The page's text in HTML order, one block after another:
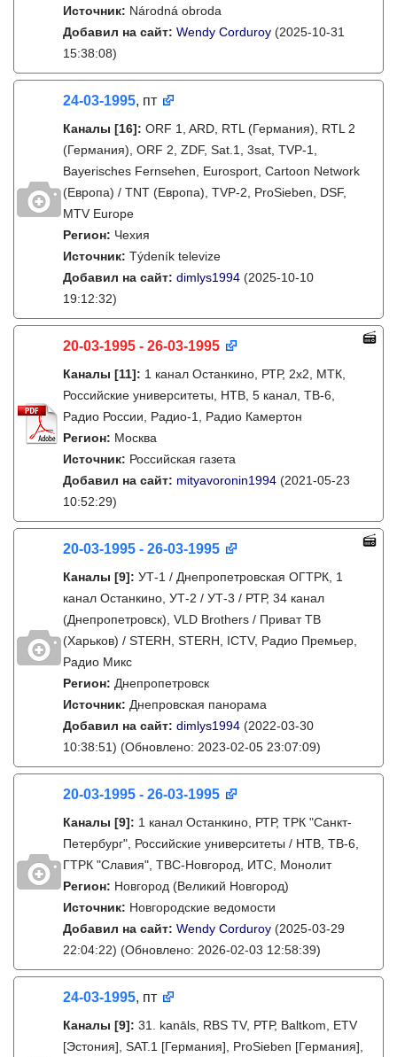
Источник: Národná obroda
Добавил на сайт: Wendy Corduroy (2025-10-31
15:38:08)
24-03-1995, пт
Каналы [16]: ORF 1, ARD, RTL (Германия), RTL 2
(Германия), ORF 2, ZDF, Sat.1, 3sat, TVP-1,
Bayerisches Fernsehen, Eurosport, Cartoon Network
(Европа) / TNT (Европа), TVP-2, ProSieben, DSF,
MTV Europe
Регион: Чехия
Источник: Týdeník televize
Добавил на сайт: dimlys1994 (2025-10-10
19:12:32)
20-03-1995 - 26-03-1995
Каналы [11]: 1 канал Останкино, РТР, 2х2, МТК,
Российские университеты, НТВ, 5 канал, ТВ-6,
Радио России, Радио-1, Радио Камертон
Регион: Москва
Источник: Российская газета
Добавил на сайт: mityavoronin1994 (2021-05-23
10:52:29)
20-03-1995 - 26-03-1995
Каналы [9]: УТ-1 / Днепропетровская ОГТРК, 1
канал Останкино, УТ-2 / УТ-3 / РТР, 34 канал
(Днепропетровск), VLD Brothers / Приват ТВ
(Харьков) / STERH, STERH, ICTV, Радио Премьер,
Радио Микс
Регион: Днепропетровск
Источник: Днепровская панорама
Добавил на сайт: dimlys1994 (2022-03-30
10:38:51) (Обновлено: 2023-02-05 23:07:09)
20-03-1995 - 26-03-1995
Каналы [9]: 1 канал Останкино, РТР, ТРК "Санкт-
Петербург", Российские университеты / НТВ, ТВ-6,
ГТРК "Славия", ТВС-Новгород, ИТС, Монолит
Регион: Новгород (Великий Новгород)
Источник: Новгородские ведомости
Добавил на сайт: Wendy Corduroy (2025-03-29
22:04:22) (Обновлено: 2026-02-03 12:58:39)
24-03-1995, пт
Каналы [9]: 31. kanāls, RBS TV, РТР, Baltkom, ETV
[Эстония], SAT.1 [Германия], ProSieben [Германия],